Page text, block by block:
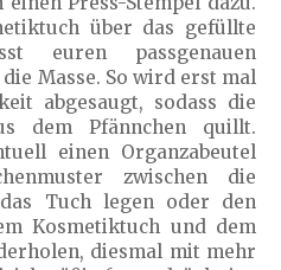
über das gefüllte
euren passgenauen
Masse. So wird erst mal
abgesaugt, sodass die
dem Pfännchen quillt.
einen Organzabeutel
zwischen die
Tuch legen oder den
Kosmetiktuch und dem
diesmal mit mehr